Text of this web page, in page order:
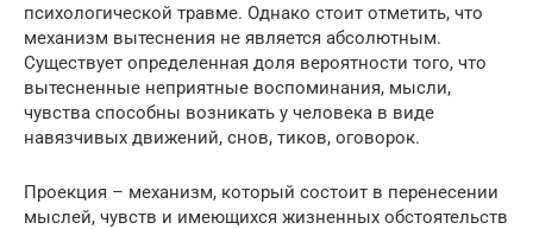
психологической травме. Однако стоит отметить, что
механизм вытеснения не является абсолютным.
Существует определенная доля вероятности того, что
вытесненные неприятные воспоминания, мысли,
чувства способны возникать у человека в виде
навязчивых движений, снов, тиков, оговорок.
Проекция – механизм, который состоит в перенесении
мыслей, чувств и имеющихся жизненных обстоятельств